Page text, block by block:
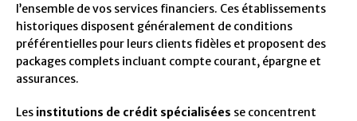
l’ensemble de vos services financiers. Ces établissements
historiques disposent généralement de conditions
préférentielles pour leurs clients fidèles et proposent des
packages complets incluant compte courant, épargne et
assurances.
Les institutions de crédit spécialisées se concentrent